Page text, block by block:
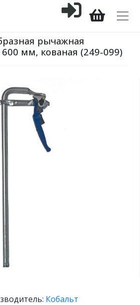
рычажная
мм, кованая (249-099)
Кобальт